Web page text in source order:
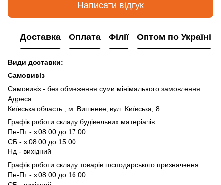
Написати відгук
Доставка Оплата Філії Оптом по Україні
Види доставки:
Самовивіз
Самовивіз - без обмеження суми мінімального замовлення.
Адреса:
Київська область., м. Вишневе, вул. Київська, 8
Графік роботи складу будівельних матеріалів:
Пн-Пт - з 08:00 до 17:00
СБ - з 08:00 до 15:00
Нд - вихідний
Графік роботи складу товарів господарського призначення:
Пн-Пт - з 08:00 до 16:00